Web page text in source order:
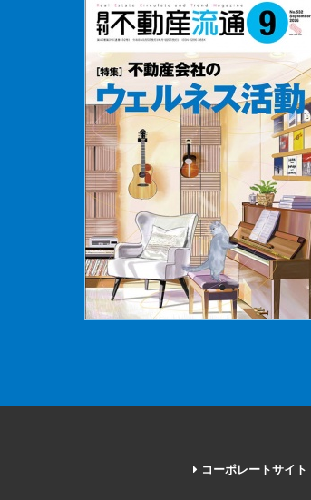
コーポレートサイト